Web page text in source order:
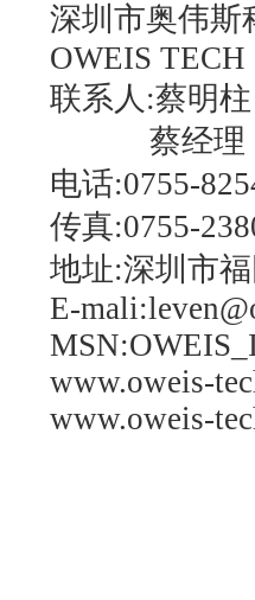
深圳市奥伟斯
OWEIS
联系人:蔡明柱
蔡经理
电话:0755-
传真:0755-
地址:深圳市
E-
www.oweis-
www.oweis-